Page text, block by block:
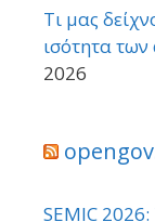
Τι μας
ισότητα
2026
SEMIC